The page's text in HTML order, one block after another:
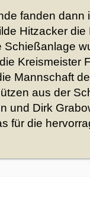
fanden dann
Hitzacker
Schießanlage
Kreismeister
Mannschaft
aus der
und Dirk
für die